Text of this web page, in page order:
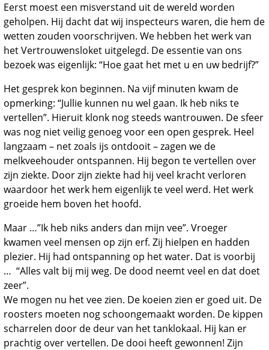
Eerst moest een misverstand uit de wereld worden
geholpen. Hij dacht dat wij inspecteurs waren, die hem de
wetten zouden voorschrijven. We hebben het werk van
het Vertrouwensloket uitgelegd. De essentie van ons
bezoek was eigenlijk: “Hoe gaat het met u en uw bedrijf?”
Het gesprek kon beginnen. Na vijf minuten kwam de
opmerking: “Jullie kunnen nu wel gaan. Ik heb niks te
vertellen”. Hieruit klonk nog steeds wantrouwen. De sfeer
was nog niet veilig genoeg voor een open gesprek. Heel
langzaam – net zoals ijs ontdooit – zagen we de
melkveehouder ontspannen. Hij begon te vertellen over
zijn ziekte. Door zijn ziekte had hij veel kracht verloren
waardoor het werk hem eigenlijk te veel werd. Het werk
groeide hem boven het hoofd.
Maar …”Ik heb niks anders dan mijn vee”. Vroeger
kwamen veel mensen op zijn erf. Zij hielpen en hadden
plezier. Hij had ontspanning op het water. Dat is voorbij
… “Alles valt bij mij weg. De dood neemt veel en dat doet
zeer”.
We mogen nu het vee zien. De koeien zien er goed uit. De
roosters moeten nog schoongemaakt worden. De kippen
scharrelen door de deur van het tanklokaal. Hij kan er
prachtig over vertellen. De dooi heeft gewonnen! Zijn